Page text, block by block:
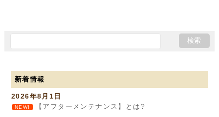
新着情報
2026年8月1日
NEW! 【アフターメンテナンス】とは?